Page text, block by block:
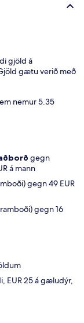
gjöld á
gætu verið með
nemur 5.35
gegn
á mann
gegn 49 EUR
gegn 16
EUR 25 á gæludýr,